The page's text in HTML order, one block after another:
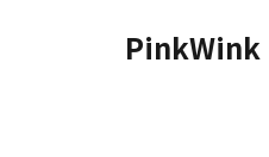
PinkWink